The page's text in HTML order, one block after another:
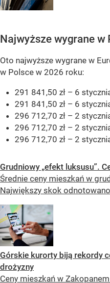
Najwyższe wygrane w
Oto najwyższe wygrane w
w Polsce w 2026 roku:
291 841,50 zł – 6
291 841,50 zł – 6
296 712,70 zł – 2
296 712,70 zł – 2
296 712,70 zł – 2
Grudniowy „efekt luksusu”.
Średnie ceny mieszkań w
Największy skok
Górskie kurorty biją rekordy
drożyzny
Ceny mieszkań w